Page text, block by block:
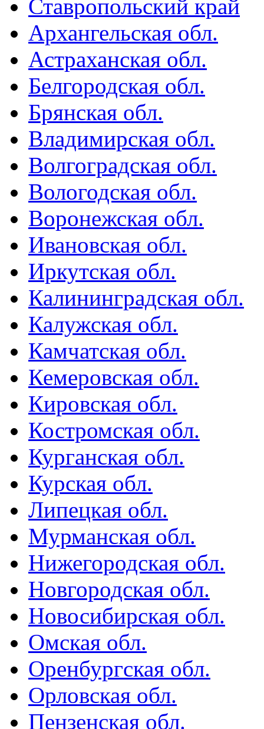
Ставропольский край
Архангельская обл.
Астраханская обл.
Белгородская обл.
Брянская обл.
Владимирская обл.
Волгоградская обл.
Вологодская обл.
Воронежская обл.
Ивановская обл.
Иркутская обл.
Калининградская обл.
Калужская обл.
Камчатская обл.
Кемеровская обл.
Кировская обл.
Костромская обл.
Курганская обл.
Курская обл.
Липецкая обл.
Мурманская обл.
Нижегородская обл.
Новгородская обл.
Новосибирская обл.
Омская обл.
Оренбургская обл.
Орловская обл.
Пензенская обл.